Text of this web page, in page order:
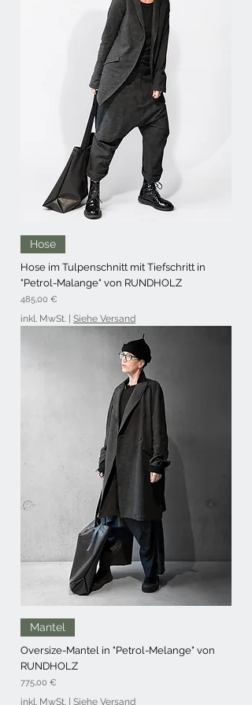
Hose
Hose im Tulpenschnitt mit Tiefschritt in
"Petrol-Malange" von RUNDHOLZ
Preis
485,00 €
inkl. MwSt. | Siehe Versand
Mantel
Oversize-Mantel in "Petrol-Melange" von
RUNDHOLZ
Preis
775,00 €
inkl. MwSt. | Siehe Versand